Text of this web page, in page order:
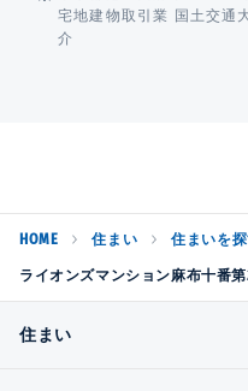
宅地建物取引業 国土交
介
HOME 住まい 住まいを
ライオンズマンション麻布十番
住まい